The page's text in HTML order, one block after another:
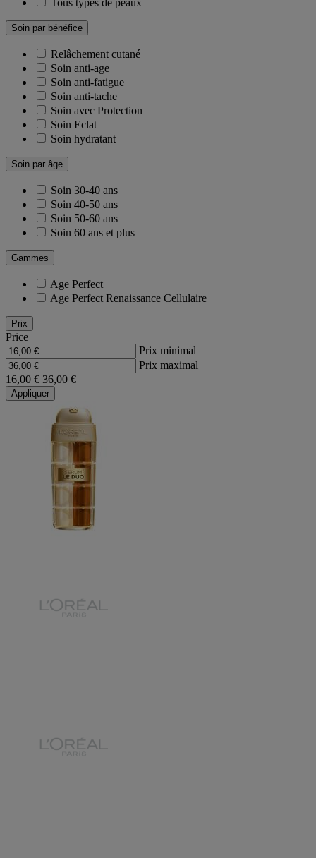
Soin par bénéfice
Relâchement cutané
Soin anti-age
Soin anti-fatigue
Soin anti-tache
Soin avec Protection
Soin Eclat
Soin hydratant
Soin par âge
Soin 30-40 ans
Soin 40-50 ans
Soin 50-60 ans
Soin 60 ans et plus
Gammes
Age Perfect
Age Perfect Renaissance Cellulaire
Prix
Price
Prix minimal
Prix maximal
16,00 € 36,00 €
Appliquer